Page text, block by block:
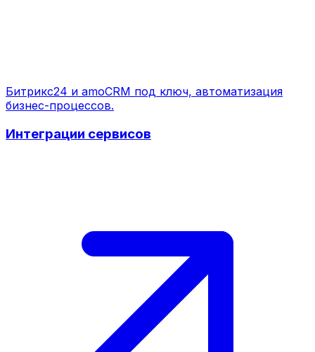
Битрикс24 и amoCRM под ключ, автоматизация
бизнес-процессов.
Интеграции сервисов